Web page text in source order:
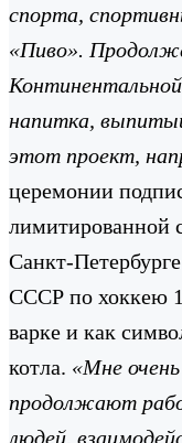
спорта,
«Пиво».
напитка,
этот проект,
церемонии
лимитированной
Санкт-
СССР по хоккею
варке и как
котла. «Мне
продолжают
людей,